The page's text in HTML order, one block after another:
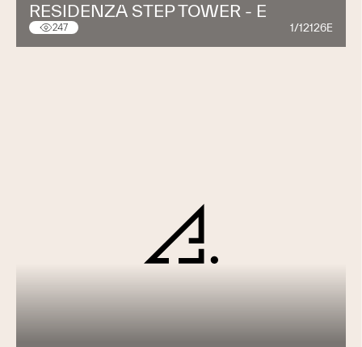
RESIDENZA STEP TOWER - E
247 1/12126E